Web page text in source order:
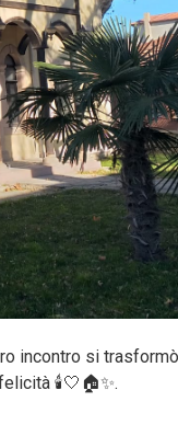
incontro si
🕯️🤍🏠✨.